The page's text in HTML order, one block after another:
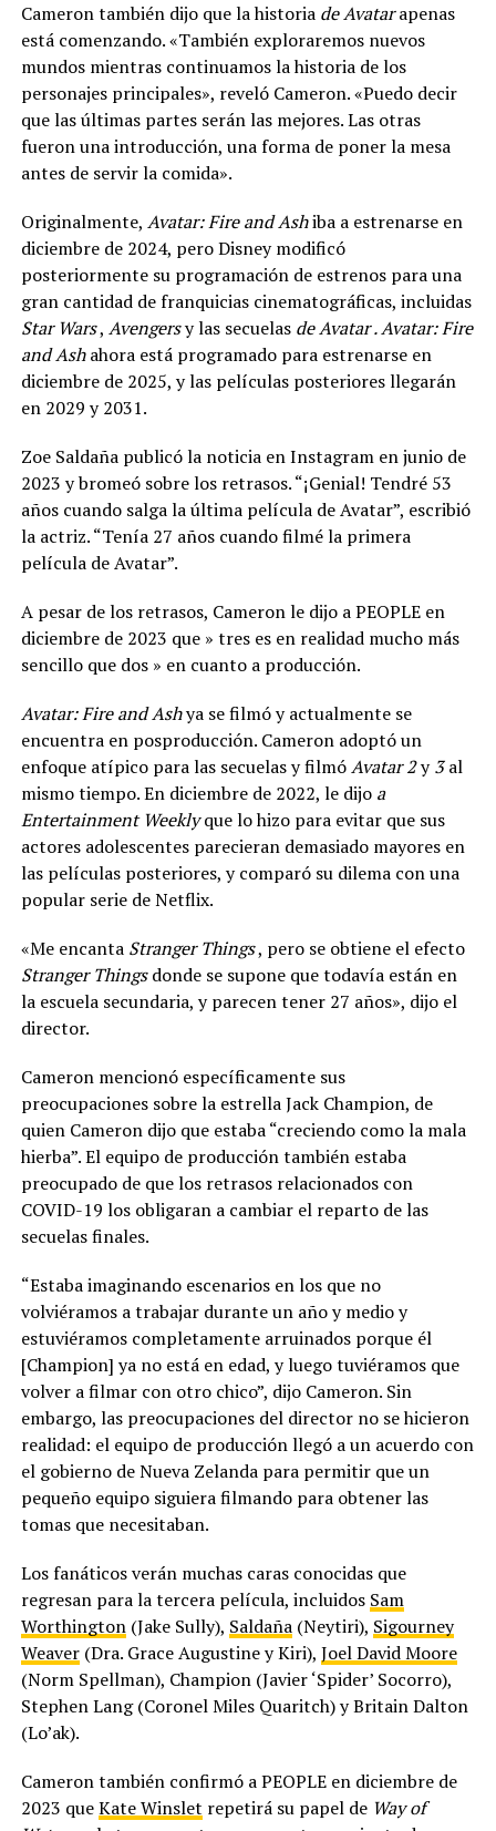
Cameron también dijo que la historia de Avatarapenas
está comenzando. «También exploraremos nuevos
mundos mientras continuamos la historia de los
personajes principales», reveló Cameron. «Puedo decir
que las últimas partes serán las mejores. Las otras
fueron una introducción, una forma de poner la mesa
antes de servir la comida».
Originalmente, Avatar: Fire and Ashiba a estrenarse en
diciembre de 2024, pero Disney modificó
posteriormente su programación de estrenos para una
gran cantidad de franquicias cinematográficas, incluidas
Star Wars, Avengersy las secuelas de Avatar . Avatar: Fire
and Ashahora está programado para estrenarse en
diciembre de 2025, y las películas posteriores llegarán
en 2029 y 2031.
Zoe Saldaña publicó la noticia en Instagram en junio de
2023 y bromeó sobre los retrasos. “¡Genial! Tendré 53
años cuando salga la última película de Avatar”, escribió
la actriz. “Tenía 27 años cuando filmé la primera
película de Avatar”.
A pesar de los retrasos, Cameron le dijo a PEOPLE en
diciembre de 2023 que » tres es en realidad mucho más
sencillo que dos » en cuanto a producción.
Avatar: Fire and Ashya se filmó y actualmente se
encuentra en posproducción. Cameron adoptó un
enfoque atípico para las secuelas y filmóAvatar 2y3al
mismo tiempo. En diciembre de 2022, le dijo a
Entertainment Weeklyque lo hizo para evitar que sus
actores adolescentes parecieran demasiado mayores en
las películas posteriores, y comparó su dilema con una
popular serie de Netflix.
«Me encanta Stranger Things, pero se obtiene el efecto
Stranger Thingsdonde se supone que todavía están en
la escuela secundaria, y parecen tener 27 años», dijo el
director.
Cameron mencionó específicamente sus
preocupaciones sobre la estrella Jack Champion, de
quien Cameron dijo que estaba “creciendo como la mala
hierba”. El equipo de producción también estaba
preocupado de que los retrasos relacionados con
COVID-19 los obligaran a cambiar el reparto de las
secuelas finales.
“Estaba imaginando escenarios en los que no
volviéramos a trabajar durante un año y medio y
estuviéramos completamente arruinados porque él
[Champion] ya no está en edad, y luego tuviéramos que
volver a filmar con otro chico”, dijo Cameron. Sin
embargo, las preocupaciones del director no se hicieron
realidad: el equipo de producción llegó a un acuerdo con
el gobierno de Nueva Zelanda para permitir que un
pequeño equipo siguiera filmando para obtener las
tomas que necesitaban.
Los fanáticos verán muchas caras conocidas que
regresan para la tercera película, incluidos Sam
Worthington(Jake Sully), Saldaña(Neytiri), Sigourney
Weaver(Dra. Grace Augustine y Kiri), Joel David Moore
(Norm Spellman), Champion (Javier ‘Spider’ Socorro),
Stephen Lang (Coronel Miles Quaritch) y Britain Dalton
(Lo’ak).
Cameron también confirmó a PEOPLE en diciembre de
2023 queKate Winslet repetirá su papel de Way of